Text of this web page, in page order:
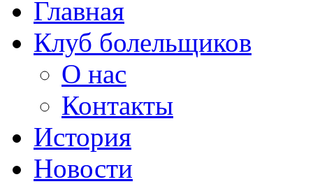
Главная
Клуб болельщиков
О нас
Контакты
История
Новости